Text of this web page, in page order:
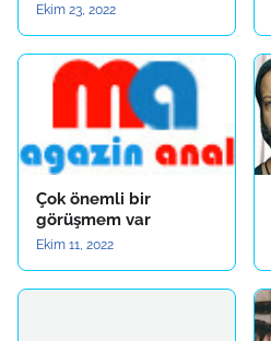
Ekim 23, 2022
Çok önemli bir
görüşmem var
Ekim 11, 2022